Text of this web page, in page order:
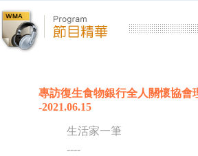
專訪復生食物銀行全人關懷協會
-2021.06.15
生活家一筆
----